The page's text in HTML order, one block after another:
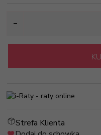
Strefa Klienta